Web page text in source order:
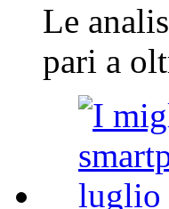
Le
pari a